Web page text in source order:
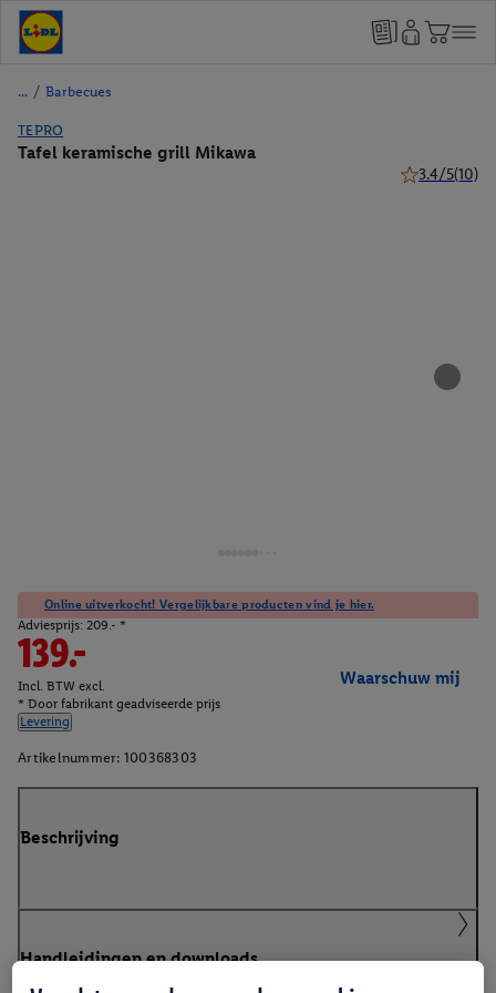
/ Barbecues
TEPRO
Tafel keramische grill Mikawa
3.4/5(10)
Online uitverkocht! Vergelijkbare producten vind je hier.
Adviesprijs: 209.- *
139.-
Incl. BTW excl.
* Door fabrikant geadviseerde prijs
Levering
Waarschuw mij
Artikelnummer: 100368303
Beschrijving
Handleidingen en downloads